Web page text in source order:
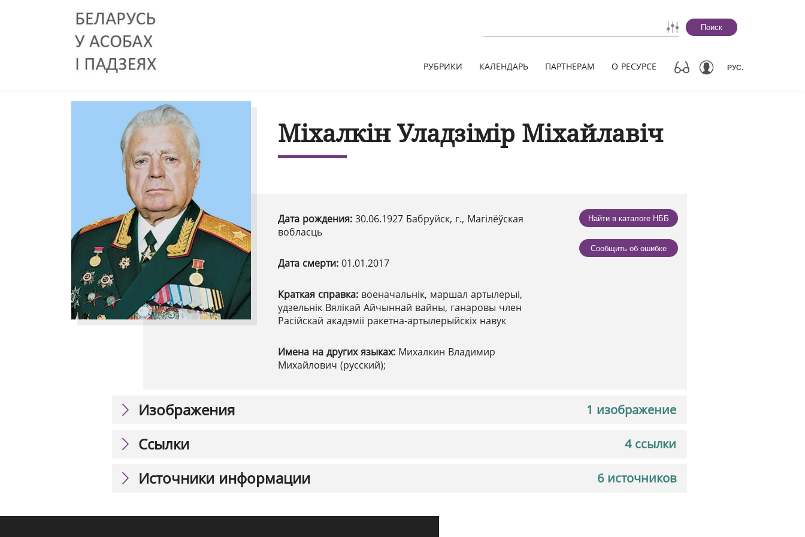
Поиск
РУБРИКИ КАЛЕНДАРЬ ПАРТНЕРАМ О РЕСУРСЕ РУС.
Міхалкін Уладзімір Міхайлавіч
Дата рождения: 30.06.1927 Бабруйск, г., Магілёўская
вобласць
Дата смерти: 01.01.2017
Краткая справка: военачальнік, маршал артылерыі,
удзельнік Вялікай Айчыннай вайны, ганаровы член
Расійскай акадэміі ракетна-артылерыйскіх навук
Имена на других языках: Михалкин Владимир
Михайлович (русский);
Найти в каталоге НББ
Сообщить об ошибке
1 изображение
Изображения
4 ссылки
Ссылки
6 источников
Источники информации